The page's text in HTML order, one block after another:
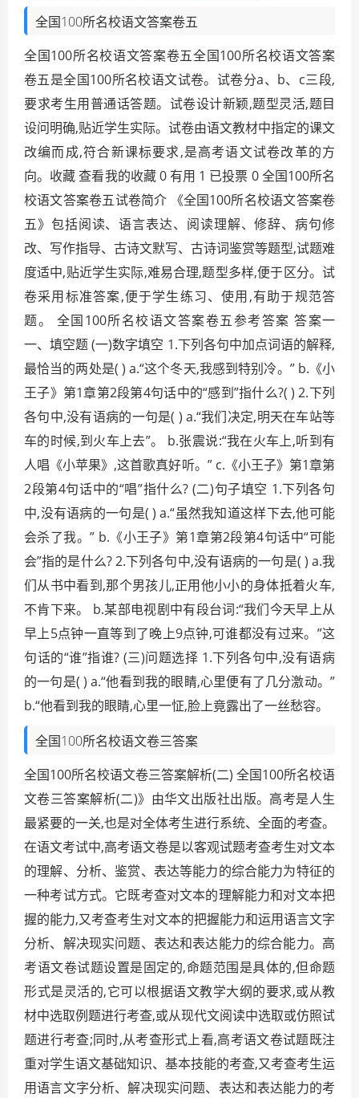
全国100所名校语文答案卷五
全国100所名校语文答案卷五全国100所名校语文答案
卷五是全国100所名校语文试卷。试卷分a、b、c三段,
要求考生用普通话答题。试卷设计新颖,题型灵活,题目
设问明确,贴近学生实际。试卷由语文教材中指定的课文
改编而成,符合新课标要求,是高考语文试卷改革的方
向。收藏 查看我的收藏 0 有用 1 已投票 0 全国100所名
校语文答案卷五试卷简介 《全国100所名校语文答案卷
五》包括阅读、语言表达、阅读理解、修辞、病句修
改、写作指导、古诗文默写、古诗词鉴赏等题型,试题难
度适中,贴近学生实际,难易合理,题型多样,便于区分。试
卷采用标准答案,便于学生练习、使用,有助于规范答
题。 全国100所名校语文答案卷五参考答案 答案一
一、填空题 (一)数字填空 1.下列各句中加点词语的解释,
最恰当的两处是( ) a.“这个冬天,我感到特别冷。” b.《小
王子》第1章第2段第4句话中的“感到”指什么?( ) 2.下列
各句中,没有语病的一句是( ) a.“我们决定,明天在车站等
车的时候,到火车上去”。 b.张震说:“我在火车上,听到有
人唱《小苹果》,这首歌真好听。” c.《小王子》第1章第
2段第4句话中的“唱”指什么? (二)句子填空 1.下列各句
中,没有语病的一句是( ) a.“虽然我知道这样下去,他可能
会杀了我。” b.《小王子》第1章第2段第4句话中“可能
会”指的是什么? 2.下列各句中,没有语病的一句是( ) a.我
们从书中看到,那个男孩儿,正用他小小的身体抵着火车,
不肯下来。 b.某部电视剧中有段台词:“我们今天早上从
早上5点钟一直等到了晚上9点钟,可谁都没有过来。”这
句话的“谁”指谁? (三)问题选择 1.下列各句中,没有语病
的一句是( ) a.“他看到我的眼睛,心里便有了几分激动。”
b.“他看到我的眼睛,心里一怔,脸上竟露出了一丝愁容。
全国100所名校语文卷三答案
全国100所名校语文卷三答案解析(二) 全国100所名校语
文卷三答案解析(二)》由华文出版社出版。高考是人生
最紧要的一关,也是对全体考生进行系统、全面的考查。
在语文考试中,高考语文卷是以客观试题考查考生对文本
的理解、分析、鉴赏、表达等能力的综合能力为特征的
一种考试方式。它既考查对文本的理解能力和对文本把
握的能力,又考查考生对文本的把握能力和运用语言文字
分析、解决现实问题、表达和表达能力的综合能力。高
考语文卷试题设置是固定的,命题范围是具体的,但命题
形式是灵活的,它可以根据语文教学大纲的要求,或从教
材中选取例题进行考查,或从现代文阅读中选取或仿照试
题进行考查;同时,从考查形式上看,高考语文卷试题既注
重对学生语文基础知识、基本技能的考查,又考查考生运
用语言文字分析、解决现实问题、表达和表达能力的考